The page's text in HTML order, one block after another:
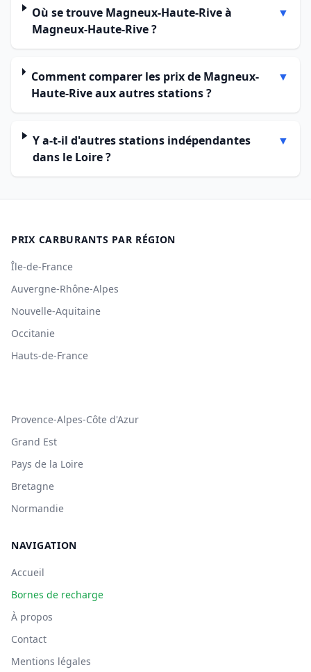
Où se trouve Magneux-Haute-Rive à
Magneux-Haute-Rive ?
▼
Comment comparer les prix de Magneux-
Haute-Rive aux autres stations ?
▼
Y a-t-il d'autres stations indépendantes
dans le Loire ?
▼
PRIX CARBURANTS PAR RÉGION
Île-de-France
Auvergne-Rhône-Alpes
Nouvelle-Aquitaine
Occitanie
Hauts-de-France
Provence-Alpes-Côte d'Azur
Grand Est
Pays de la Loire
Bretagne
Normandie
NAVIGATION
Accueil
Bornes de recharge
À propos
Contact
Mentions légales